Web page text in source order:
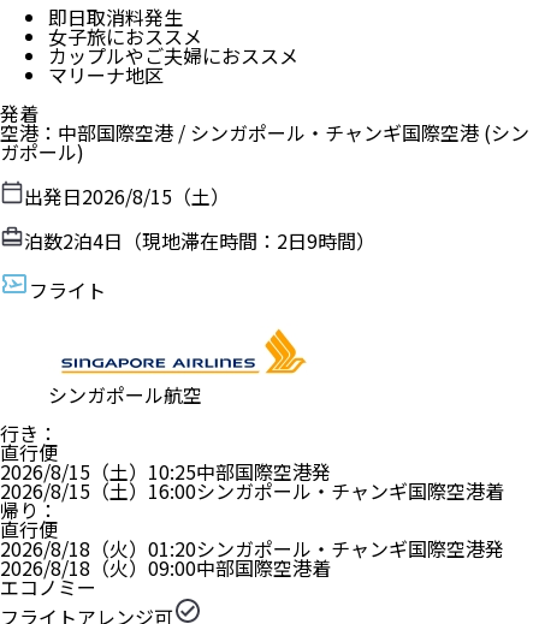
即日取消料発生
女子旅におススメ
カップルやご夫婦におススメ
マリーナ地区
発着
空港 ： 中部国際空港 / シンガポール・チャンギ国際空港 (シン
ガポール)
出発日2026/8/15（土）
泊数2泊4日（現地滞在時間： 2日9時間）
フライト
シンガポール航空
行き ：
直行便
2026/8/15（土） 10:25中部国際空港発
2026/8/15（土） 16:00シンガポール・チャンギ国際空港着
帰り ：
直行便
2026/8/18（火） 01:20シンガポール・チャンギ国際空港発
2026/8/18（火） 09:00中部国際空港着
エコノミー
フライトアレンジ可